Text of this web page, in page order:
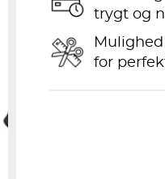
trygt og
for